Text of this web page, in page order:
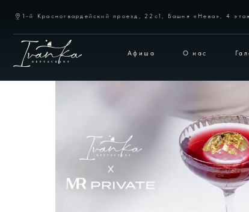
1-й Красногвардейский проезд, 22с1, Башня «Нева», 4 этаж